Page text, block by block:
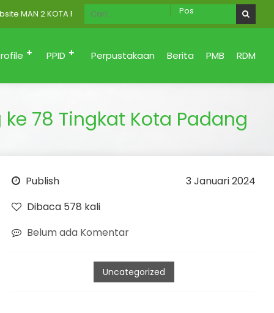
2 KOTA PADANG Menuju Zona Integritas (Bersih dari korupsi,
PPID Perpustakaan Berita PMB RDM
78 Tingkat Kota Padang
Publish
3 Januari 2024
Dibaca 578 kali
Belum ada Komentar
Uncategorized